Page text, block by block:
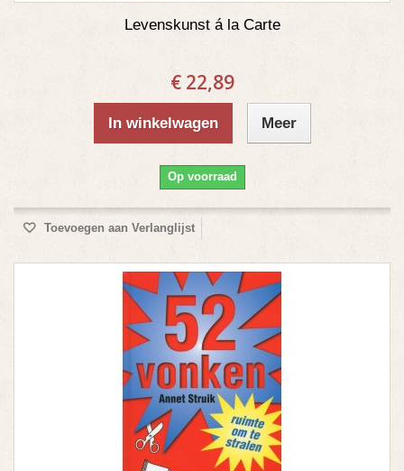
Levenskunst á la Carte
€ 22,89
In winkelwagen Meer
Op voorraad
Toevoegen aan Verlanglijst